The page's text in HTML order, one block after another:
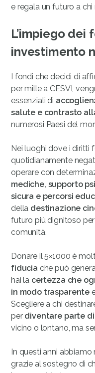
e regala un futuro a
L’impiego dei
investimento
I fondi che decidi di
per mille a CESVI,
essenziali di
salute e contrasto
numerosi Paesi del
Nei luoghi dove i diritti
quotidianamente
operare con
mediche, supporto
sicura e percorsi
della destinazione
futuro più dignitoso
comunità.
Donare il 5×1000 è
fiducia che può
hai la certezza che
in modo trasparente
Scegliere a chi
per diventare parte
vicino o lontano, ma
In questi anni
grazie al sostegno di